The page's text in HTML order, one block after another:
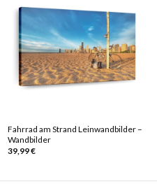
Fahrrad am Strand Leinwandbilder –
Wandbilder
39,99€